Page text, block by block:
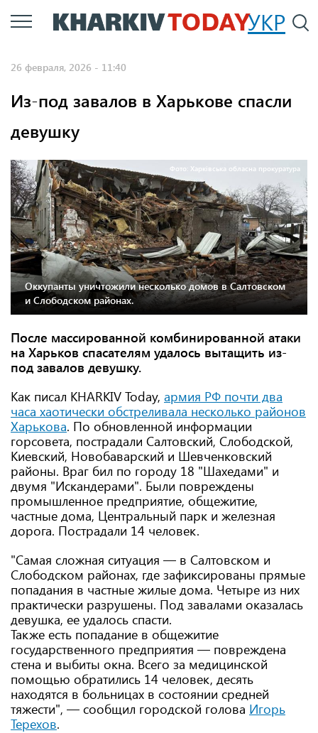
Перейти
к
УКР
26 февраля, 2026 - 11:40
Из-под завалов в Харькове спасли
девушку
Фото: Харківська обласна прокуратура
Оккупанты уничтожили несколько домов в Салтовском
и Слободском районах.
После массированной комбинированной атаки
на Харьков спасателям удалось вытащить из-
под завалов девушку.
Как писал KHARKIV Today, армия РФ почти два
часа хаотически обстреливала несколько районов
Харькова. По обновленной информации
горсовета, пострадали Салтовский, Слободской,
Киевский, Новобаварский и Шевченковский
районы. Враг бил по городу 18 "Шахедами" и
двумя "Искандерами". Были повреждены
промышленное предприятие, общежитие,
частные дома, Центральный парк и железная
дорога. Пострадали 14 человек.
"Самая сложная ситуация — в Салтовском и
Слободском районах, где зафиксированы прямые
попадания в частные жилые дома. Четыре из них
практически разрушены. Под завалами оказалась
девушка, ее удалось спасти.
Также есть попадание в общежитие
государственного предприятия — повреждена
стена и выбиты окна. Всего за медицинской
помощью обратились 14 человек, десять
находятся в больницах в состоянии средней
тяжести", — сообщил городской голова Игорь
Терехов.